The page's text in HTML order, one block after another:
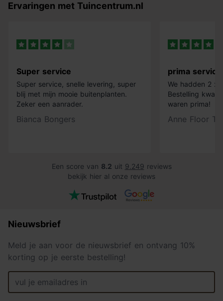
Ervaringen met Tuincentrum.nl
Super service
Super service, snelle levering, super
blij met mijn mooie buitenplanten.
Zeker een aanrader.
Bianca Bongers
prima service
We hadden 2 x
Bestelling
waren prima!
Anne Floor
Een score van 8.2 uit 9.249 reviews
bekijk hier al onze reviews
Nieuwsbrief
Meld je aan voor de nieuwsbrief en ontvang 10%
korting op je eerste bestelling!